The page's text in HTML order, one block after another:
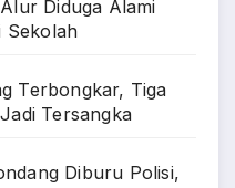
Diduga Alami
Sekolah
Terbongkar, Tiga
Tersangka
Diburu Polisi,